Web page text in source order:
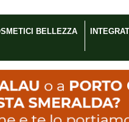
BELLEZZA